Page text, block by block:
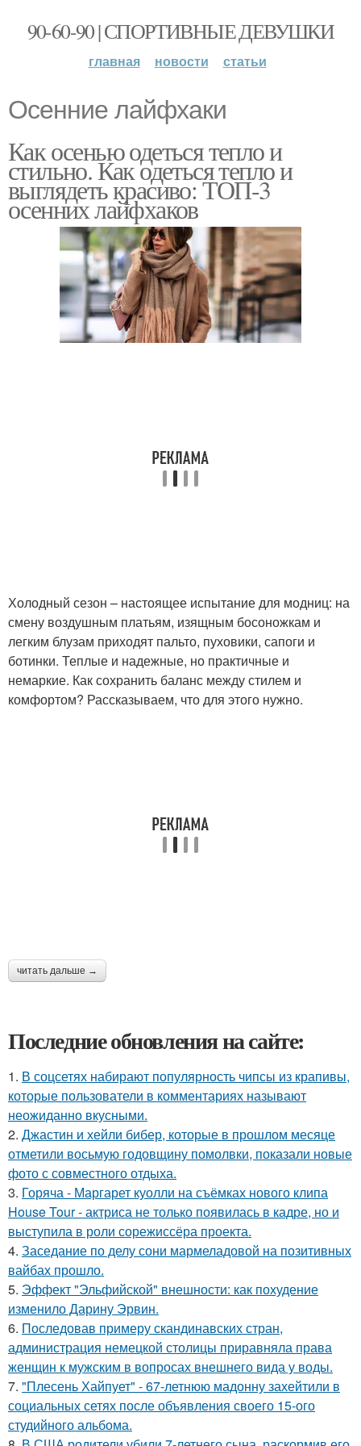
90-60-90 | СПОРТИВНЫЕ ДЕВУШКИ
главная новости статьи
Осенние лайфхаки
Как осенью одеться тепло и
стильно. Как одеться тепло и
выглядеть красиво: ТОП-3
осенних лайфхаков
Холодный сезон – настоящее испытание для модниц: на
смену воздушным платьям, изящным босоножкам и
легким блузам приходят пальто, пуховики, сапоги и
ботинки. Теплые и надежные, но практичные и
немаркие. Как сохранить баланс между стилем и
комфортом? Рассказываем, что для этого нужно.
читать дальше →
Последние обновления на сайте:
1. В соцсетях набирают популярность чипсы из крапивы,
которые пользователи в комментариях называют
неожиданно вкусными.
2. Джастин и хейли бибер, которые в прошлом месяце
отметили восьмую годовщину помолвки, показали новые
фото с совместного отдыха.
3. Горяча - Маргарет куолли на съёмках нового клипа
House Tour - актриса не только появилась в кадре, но и
выступила в роли сорежиссёра проекта.
4. Заседание по делу сони мармеладовой на позитивных
вайбах прошло.
5. Эффект "Эльфийской" внешности: как похудение
изменило Дарину Эрвин.
6. Последовав примеру скандинавских стран,
администрация немецкой столицы приравняла права
женщин к мужским в вопросах внешнего вида у воды.
7. "Плесень Хайпует" - 67-летнюю мадонну захейтили в
социальных сетях после объявления своего 15-ого
студийного альбома.